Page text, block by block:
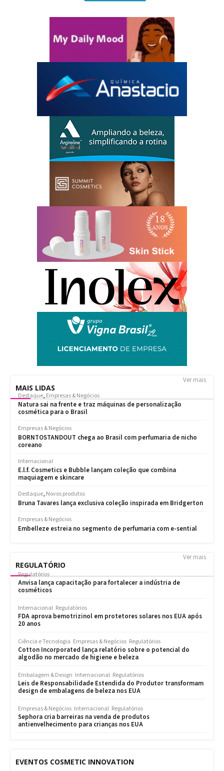
MAIS LIDAS
Ver mais
REGULATÓRIO
Ver mais
Regulatórios
Anvisa lança capacitação para fortalecer a indústria de
cosméticos
Internacional Regulatórios
FDA aprova bemotrizinol em protetores solares nos EUA após
20 anos
Ciência e Tecnologia Empresas & Negócios Regulatórios
Cotton Incorporated lança relatório sobre o potencial do
algodão no mercado de higiene e beleza
Embalagem & Design Internacional Regulatórios
Leis de Responsabilidade Estendida do Produtor transformam
design de embalagens de beleza nos EUA
Empresas & Negócios Internacional Regulatórios
Sephora cria barreiras na venda de produtos
antienvelhecimento para crianças nos EUA
EVENTOS COSMETIC INNOVATION